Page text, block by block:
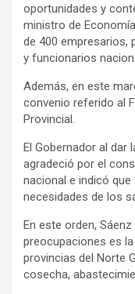
oportunidades y
ministro de
de 400 empresarios,
y funcionarios
Además, en este
convenio referido al
Provincial.
El Gobernador al dar
agradeció por el
nacional e indicó que
necesidades de los
En este orden,
preocupaciones es
provincias del Norte
cosecha,